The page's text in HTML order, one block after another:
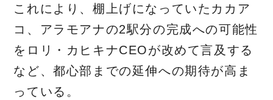
これにより、棚上げになっていたカカア
コ、アラモアナの2駅分の完成への可能性
をロリ・カヒキナCEOが改めて言及する
など、都心部までの延伸への期待が高ま
っている。